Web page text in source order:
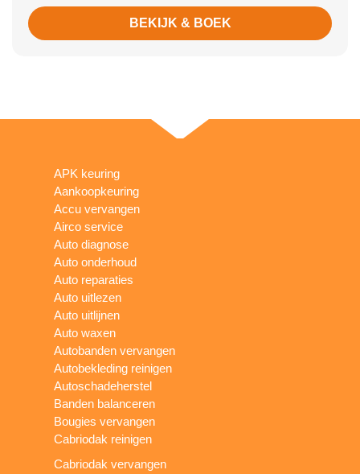
BEKIJK & BOEK
APK keuring
Aankoopkeuring
Accu vervangen
Airco service
Auto diagnose
Auto onderhoud
Auto reparaties
Auto uitlezen
Auto uitlijnen
Auto waxen
Autobanden vervangen
Autobekleding reinigen
Autoschadeherstel
Banden balanceren
Bougies vervangen
Cabriodak reinigen
Cabriodak vervangen